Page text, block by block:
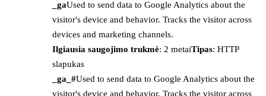
_gaUsed to send data to Google Analytics about the
visitor's device and behavior. Tracks the visitor across
devices and marketing channels.
Ilgiausia saugojimo trukmė: 2 metaiTipas: HTTP
slapukas
_ga_#Used to send data to Google Analytics about the
visitor's device and behavior. Tracks the visitor across